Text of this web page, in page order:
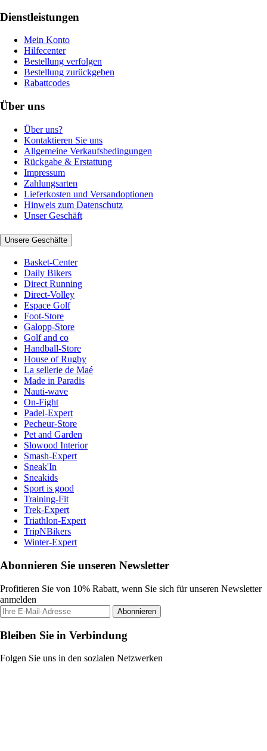
Dienstleistungen
Mein Konto
Hilfecenter
Bestellung verfolgen
Bestellung zurückgeben
Rabattcodes
Über uns
Über uns?
Kontaktieren Sie uns
Allgemeine Verkaufsbedingungen
Rückgabe & Erstattung
Impressum
Zahlungsarten
Lieferkosten und Versandoptionen
Hinweis zum Datenschutz
Unser Geschäft
Unsere Geschäfte
Basket-Center
Daily Bikers
Direct Running
Direct-Volley
Espace Golf
Foot-Store
Galopp-Store
Golf and co
Handball-Store
House of Rugby
La sellerie de Maé
Made in Paradis
Nauti-wave
On-Fight
Padel-Expert
Pecheur-Store
Pet and Garden
Slowood Interior
Smash-Expert
Sneak'In
Sneakids
Sport is good
Training-Fit
Trek-Expert
Triathlon-Expert
TripNBikers
Winter-Expert
Abonnieren Sie unseren Newsletter
Profitieren Sie von 10% Rabatt, wenn Sie sich für unseren Newsletter
anmelden
Abonnieren
Bleiben Sie in Verbindung
Folgen Sie uns in den sozialen Netzwerken